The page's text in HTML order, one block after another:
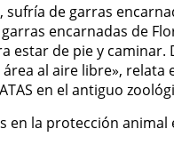
sufría de garras
encarnadas de
estar de pie y
al aire libre»,
en el antiguo
en la protección animal